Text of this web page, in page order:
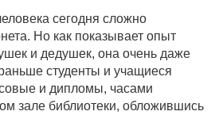
сегодня сложно
Но как показывает опыт
и дедушек, она очень даже
студенты и учащиеся
и дипломы, часами
зале библиотеки, обложившись